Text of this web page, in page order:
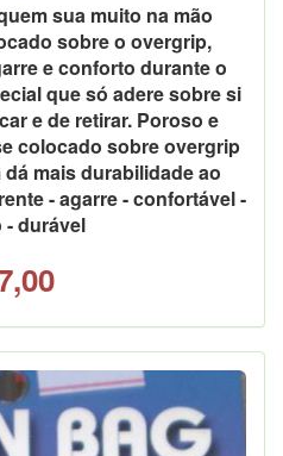
sua muito na mão
sobre o overgrip,
e conforto durante o
que só adere sobre si
e de retirar. Poroso e
colocado sobre overgrip
mais durabilidade ao
- agarre - confortável -
- durável